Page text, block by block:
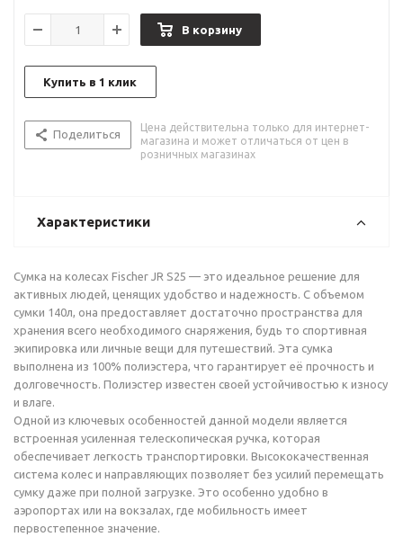
В корзину
Купить в 1 клик
Поделиться
Цена действительна только для интернет-
магазина и может отличаться от цен в
розничных магазинах
Характеристики
Сумка на колесах Fischer JR S25 — это идеальное решение для
активных людей, ценящих удобство и надежность. С объемом
сумки 140л, она предоставляет достаточно пространства для
хранения всего необходимого снаряжения, будь то спортивная
экипировка или личные вещи для путешествий. Эта сумка
выполнена из 100% полиэстера, что гарантирует её прочность и
долговечность. Полиэстер известен своей устойчивостью к износу
и влаге.
Одной из ключевых особенностей данной модели является
встроенная усиленная телескопическая ручка, которая
обеспечивает легкость транспортировки. Высококачественная
система колес и направляющих позволяет без усилий перемещать
сумку даже при полной загрузке. Это особенно удобно в
аэропортах или на вокзалах, где мобильность имеет
первостепенное значение.